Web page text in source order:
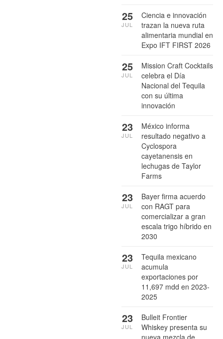
Ciencia e innovación
trazan la nueva ruta
alimentaria mundial en
Expo IFT FIRST 2026
25
JUL
Mission Craft Cocktails
celebra el Día
Nacional del Tequila
con su última
innovación
25
JUL
México informa
resultado negativo a
Cyclospora
cayetanensis en
lechugas de Taylor
Farms
23
JUL
Bayer firma acuerdo
con RAGT para
comercializar a gran
escala trigo híbrido en
2030
23
JUL
Tequila mexicano
acumula
exportaciones por
11,697 mdd en 2023-
2025
23
JUL
Bulleit Frontier
Whiskey presenta su
nueva mezcla de
23
JUL